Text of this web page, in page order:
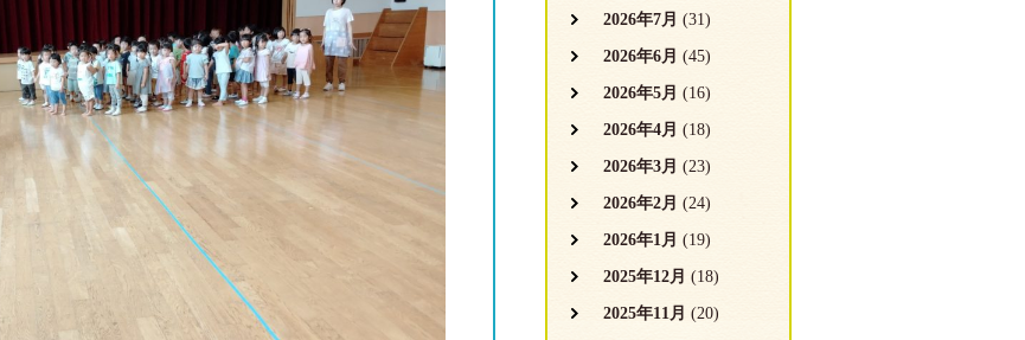
2026年7月 (31)
2026年6月 (45)
2026年5月 (16)
2026年4月 (18)
2026年3月 (23)
2026年2月 (24)
2026年1月 (19)
2025年12月 (18)
2025年11月 (20)